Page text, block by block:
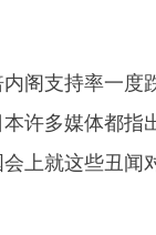
支持率一度跌
许多媒体都指
上就这些丑闻